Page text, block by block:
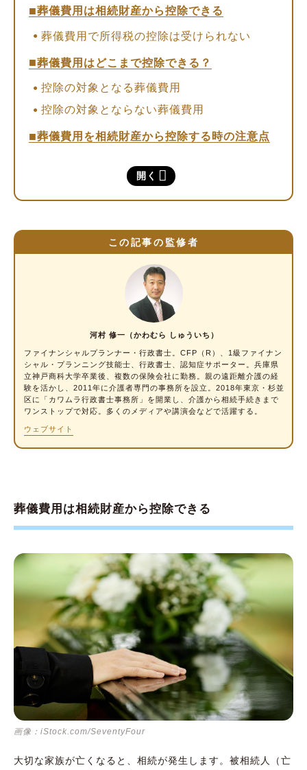
開く
葬儀費用は相続財産から控除できる
葬儀費用で所得税の控除は受けられない
葬儀費用はどこまで控除できる？
控除の対象となる葬儀費用
控除の対象とならない葬儀費用
葬儀費用を相続財産から控除する時の注意点
費用を負担しても控除できない場合がある
STEP1.遺産総額から葬儀費用・非課税財産・
債務を差し引く
STEP2.基礎控除を差し引いて課税遺産総額を
STEP3.相続税額を算出する
葬儀費用の控除に関するよくある質問
Q1.確定申告で葬儀費用の控除は使える？
Q2.交通費などは葬儀費用の控除対象になる？
Q3.葬儀費用は年末調整の対象になる？
Q4.位牌は葬儀費用の控除対象になる？
Q5.香典返しは葬儀費用の控除対象になる？
この記事の監修者
河村 修一（かわむら しゅういち）
ファイナンシャルプランナー・行政書士 。CFP（R）、1級ファイナン
シャル・プランニング技能士、行政書士、認知症サポーター。兵庫県
立神戸商科大学卒業後、複数の保険会社に勤務。親の遠距離介護の経
験を活かし、2011年に介護者専門の事務所を設立。2018年東京・杉並
区に「カワムラ行政書士事務所」を開業し、介護から相続手続きまで
ワンストップで対応。多くのメディアや講演会などで活躍する。
ウェブサイト
葬儀費用は相続財産から控除できる
画像：iStock.com/SeventyFour
大切な家族が亡くなると、相続が発生します。被相続人（亡